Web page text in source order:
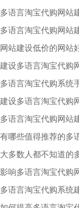
多语言淘宝代购网站
多语言淘宝代购网站
网站建设低价的网站
建设多语言淘宝代购
多语言淘宝代购系统
建设多语言淘宝代购
多语言淘宝代购网站
有哪些值得推荐的多
大多数人都不知道的
影响多语言淘宝代购
多语言淘宝代购系统